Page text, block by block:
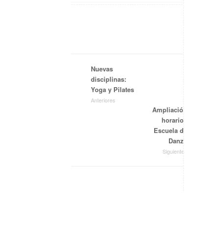
Nuevas
disciplinas:
Yoga y Pilates
Anteriores
Ampliación
horarios
Escuela de
Danza
Siguientes